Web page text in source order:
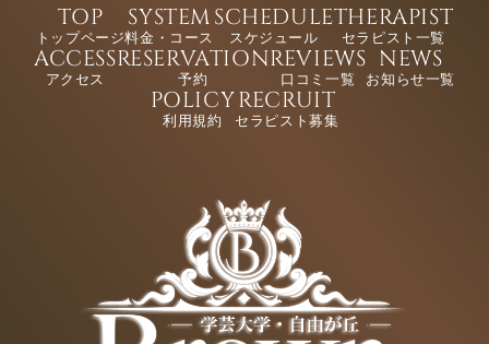
TOP
トップページ
SYSTEM
料金・コース
SCHEDULE
スケジュール
THERAPIST
セラピスト一覧
ACCESS
アクセス
RESERVATION
予約
REVIEWS
口コミ一覧
NEWS
お知らせ一覧
POLICY
利用規約
RECRUIT
セラピスト募集